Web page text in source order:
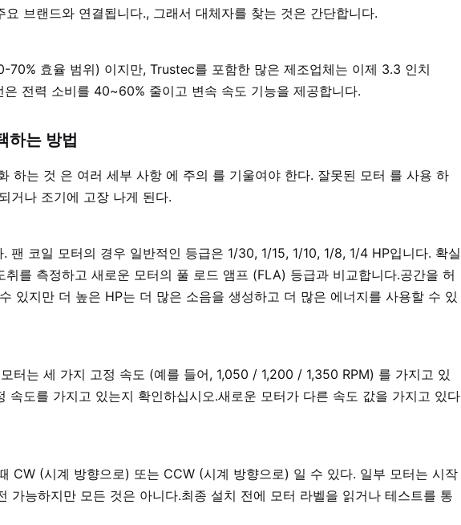
브랜드와 연결됩니다., 그래서 대체자를 찾는 것은 간단합니다.
70% 효율 범위) 이지만, Trustec를 포함한 많은 제조업체는 이제 3.3 인치
전력 소비를 40~60% 줄이고 변속 속도 기능을 제공합니다.
하는 방법
하는 것 은 여러 세부 사항 에 주의 를 기울여야 한다. 잘못된 모터 를 사용 하
거나 조기에 고장 나게 된다.
팬 코일 모터의 경우 일반적인 등급은 1/30, 1/15, 1/10, 1/8, 1/4 HP입니다. 확실
를 측정하고 새로운 모터의 풀 로드 앰프 (FLA) 등급과 비교합니다.공간을 허
있지만 더 높은 HP는 더 많은 소음을 생성하고 더 많은 에너지를 사용할 수 있
터는 세 가지 고정 속도 (예를 들어, 1,050 / 1,200 / 1,350 RPM) 를 가지고 있
속도를 가지고 있는지 확인하십시오.새로운 모터가 다른 속도 값을 가지고 있다
CW (시계 방향으로) 또는 CCW (시계 방향으로) 일 수 있다. 일부 모터는 시작
가능하지만 모든 것은 아니다.최종 설치 전에 모터 라벨을 읽거나 테스트를 통